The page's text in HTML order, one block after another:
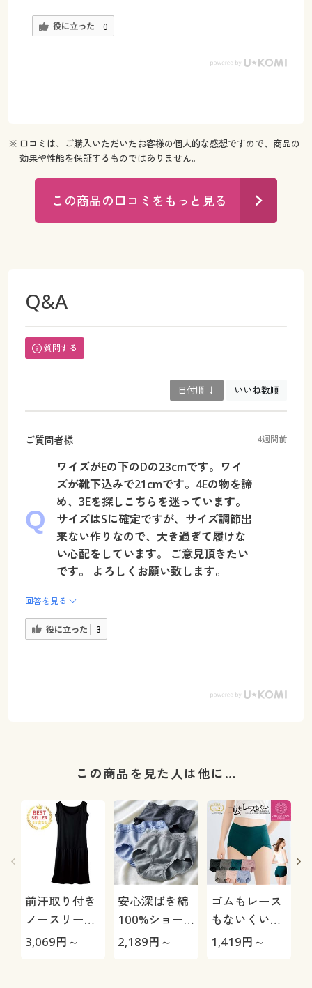
役に立った 0
※ 口コミは、ご購入いただいたお客様の個人的な感想ですので、商品の
効果や性能を保証するものではありません。
この商品の口コミをもっと見る
Q&A
質問する
日付順 ↓ いいね数順
ご質問者様 4週間前
ワイズがEの下のDの23cmです。ワイ
ズが靴下込みで21cmです。4Eの物を諦
め、3Eを探しこちらを迷っています。
サイズはSに確定ですが、サイズ調節出
来ない作りなので、大き過ぎて履けな
い心配をしています。 ご意見頂きたい
です。 よろしくお願い致します。
回答を見る
役に立った 3
この商品を見た人は他に…
前汗取り付き
ノースリーブ
切替スリップ
3,069円～
安心深ばき綿
100%ショー
ツ・色違い3
2,189円～
ゴムもレース
もないくい込
みにくいショ
1,419円～